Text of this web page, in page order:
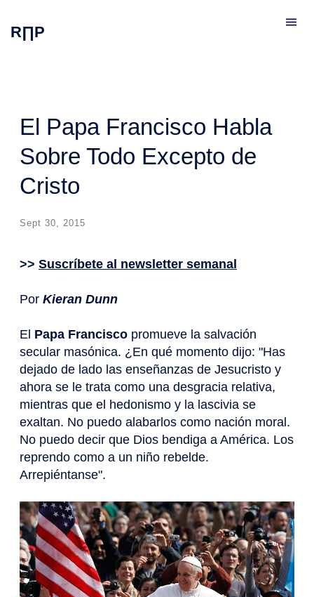
R∏P
El Papa Francisco Habla
Sobre Todo Excepto de
Cristo
Sept 30, 2015
>> Suscríbete al newsletter semanal
Por Kieran Dunn
El Papa Francisco promueve la salvación
secular masónica. ¿En qué momento dijo: "Has
dejado de lado las enseñanzas de Jesucristo y
ahora se le trata como una desgracia relativa,
mientras que el hedonismo y la lascivia se
exaltan. No puedo alabarlos como nación moral.
No puedo decir que Dios bendiga a América. Los
reprendo como a un niño rebelde.
Arrepiéntanse".